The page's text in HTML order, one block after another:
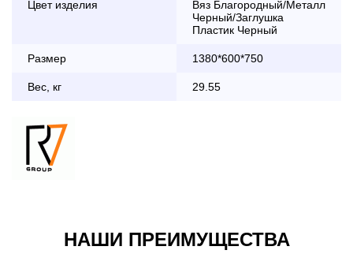
Цвет изделия
Вяз Благородный/Металл
Черный/Заглушка
Пластик Черный
Размер 1380*600*750
Вес, кг 29.55
дни с 8:30 до 18:00
2 000 руб.
Доставка по Московской области с 8:30 до 18:00
До 90 000 руб.
НАШИ ПРЕИМУЩЕСТВА